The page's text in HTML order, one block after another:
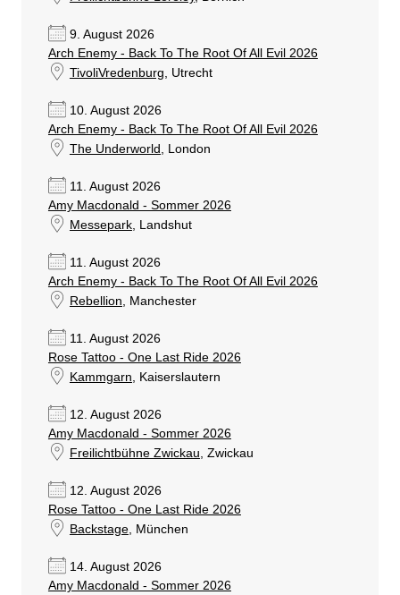
9. August 2026
Arch Enemy - Back To The Root Of All Evil 2026
TivoliVredenburg , Utrecht
10. August 2026
Arch Enemy - Back To The Root Of All Evil 2026
The Underworld , London
11. August 2026
Amy Macdonald - Sommer 2026
Messepark, Landshut
11. August 2026
Arch Enemy - Back To The Root Of All Evil 2026
Rebellion , Manchester
11. August 2026
Rose Tattoo - One Last Ride 2026
Kammgarn , Kaiserslautern
12. August 2026
Amy Macdonald - Sommer 2026
Freilichtbühne Zwickau , Zwickau
12. August 2026
Rose Tattoo - One Last Ride 2026
Backstage, München
14. August 2026
Amy Macdonald - Sommer 2026